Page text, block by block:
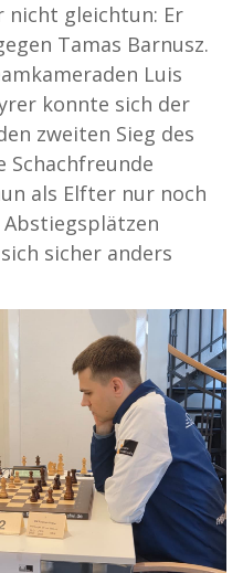
nicht gleichtun: Er
Tamas Barnusz.
Luis
konnte sich der
zweiten Sieg des
Schachfreunde
als Elfter nur noch
sicher anders